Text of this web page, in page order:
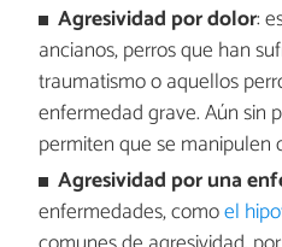
Agresividad por dolor:
ancianos, perros que han
traumatismo o aquellos
enfermedad grave. Aún sin
permiten que se manipulen
Agresividad por una
enfermedades, comoel